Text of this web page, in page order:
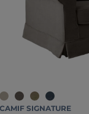
CAMIF SIGNATURE